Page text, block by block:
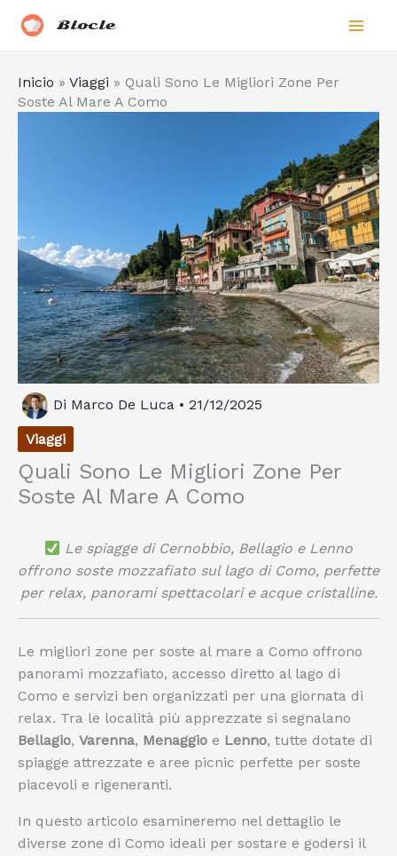
Biocle
Inicio » Viaggi » Quali Sono Le Migliori Zone Per
Soste Al Mare A Como
Di Marco De Luca • 21/12/2025
Viaggi
Quali Sono Le Migliori Zone Per
Soste Al Mare A Como
Le spiagge di Cernobbio, Bellagio e Lenno
offrono soste mozzafiato sul lago di Como, perfette
per relax, panorami spettacolari e acque cristalline.
Le migliori zone per soste al mare a Como offrono
panorami mozzafiato, accesso diretto al lago di
Como e servizi ben organizzati per una giornata di
relax. Tra le località più apprezzate si segnalano
Bellagio, Varenna, Menaggio e Lenno, tutte dotate di
spiagge attrezzate e aree picnic perfette per soste
piacevoli e rigeneranti.
In questo articolo esamineremo nel dettaglio le
diverse zone di Como ideali per sostare e godersi il